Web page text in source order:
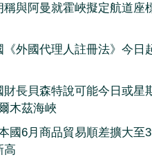
稱與阿曼就霍峽擬定航道座
《外國代理人註冊法》今日
財長貝森特說可能今日或星
木茲海峽
國6月商品貿易順差擴大至
高